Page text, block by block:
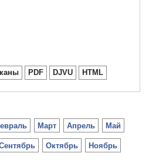
PDF DJVU HTML
Март Апрель Май
Октябрь Ноябрь